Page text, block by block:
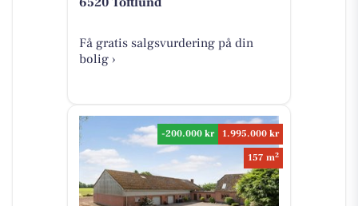
Få gratis salgsvurdering på din
bolig ›
-200.000 kr
1.995.000 kr
157 m2